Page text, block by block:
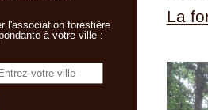
La
l'association forestière
à votre ville :